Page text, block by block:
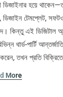
ডিজাইনার হয়ে
ডিজাইন টেমপ্লেট,
কিন্তু এই ডিজিটাল
থার্ড-পার্টি
তখন প্রতি
More